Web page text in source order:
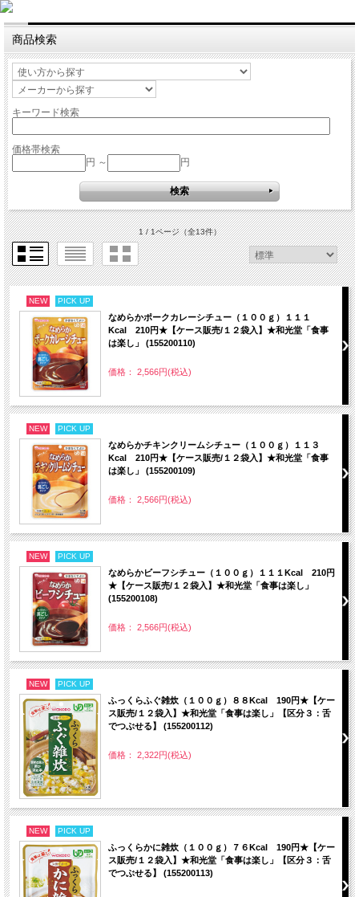
商品検索
キーワード検索
価格帯検索
円 ～
円
1 / 1ページ（全13件）
NEW PICK UP
なめらかポークカレーシチュー（１００ｇ）１１１
Kcal 210円★【ケース販売/１２袋入】★和光堂「食事
は楽し」 (155200110)
価格： 2,566円(税込)
NEW PICK UP
なめらかチキンクリームシチュー（１００ｇ）１１３
Kcal 210円★【ケース販売/１２袋入】★和光堂「食事
は楽し」 (155200109)
価格： 2,566円(税込)
NEW PICK UP
なめらかビーフシチュー（１００ｇ）１１１Kcal 210円
★【ケース販売/１２袋入】★和光堂「食事は楽し」
(155200108)
価格： 2,566円(税込)
NEW PICK UP
ふっくらふぐ雑炊（１００ｇ）８８Kcal 190円★【ケー
ス販売/１２袋入】★和光堂「食事は楽し」【区分３：舌
でつぶせる】 (155200112)
価格： 2,322円(税込)
NEW PICK UP
ふっくらかに雑炊（１００ｇ）７６Kcal 190円★【ケー
ス販売/１２袋入】★和光堂「食事は楽し」【区分３：舌
でつぶせる】 (155200113)